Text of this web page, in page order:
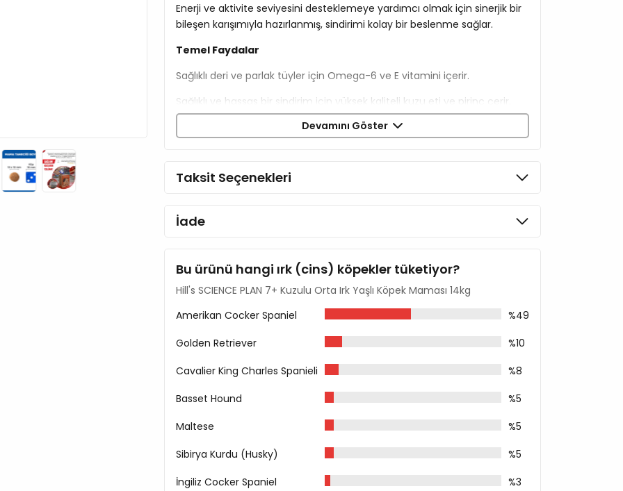
Enerji ve aktivite seviyesini desteklemeye yardımcı olmak için sinerjik bir
bileşen karışımıyla hazırlanmış, sindirimi kolay bir beslenme sağlar.
Temel Faydalar
Sağlıklı deri ve parlak tüyler için Omega-6 ve E vitamini içerir.
Sağlıklı ve hassas bir sindirim için yüksek kaliteli kuzu eti ve pirinç çerir.
Kalp ve böbrek sağlığı için dengeli mineraller barındırır.
Mısır
Soya Küspesi
Keten Tohumu
Dijest
Bitkisel Yağ
Mineraller
Kabuklu Deniz Hayvanı Kabuğu Hidrolizatı (Glukozamin Kaynağı)
Analiz Raporu:
Protein %17,1
Ham Selüloz %2,4
Kalsiyum %0,82
Devamını Göster
Taksit Seçenekleri
İade
Bu ürünü hangi ırk (cins) köpekler tüketiyor?
Hill's SCIENCE PLAN 7+ Kuzulu Orta Irk Yaşlı Köpek Maması 14kg
Amerikan Cocker Spaniel
%49
Golden Retriever
%10
Cavalier King Charles Spanieli
%8
Basset Hound
%5
Maltese
%5
Sibirya Kurdu (Husky)
%5
İngiliz Cocker Spaniel
%3